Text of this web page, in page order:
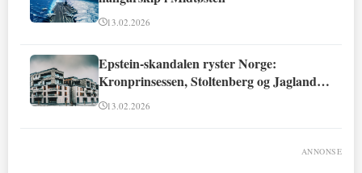
13.02.2026
Epstein-skandalen ryster Norge:
Kronprinsessen, Stoltenberg og Jagland
involvert
13.02.2026
ANNONSE